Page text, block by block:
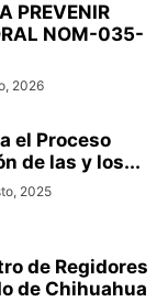
PREVENIR
NOM-035-
2026
el Proceso
de las y los...
2025
de Regidores
de Chihuahua